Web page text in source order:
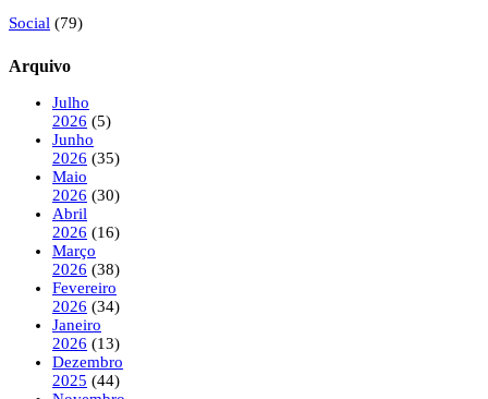
Social (79)
Arquivo
Julho
2026 (5)
Junho
2026 (35)
Maio
2026 (30)
Abril
2026 (16)
Março
2026 (38)
Fevereiro
2026 (34)
Janeiro
2026 (13)
Dezembro
2025 (44)